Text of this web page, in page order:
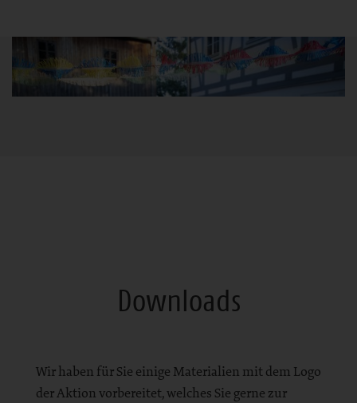
Downloads
Wir haben für Sie einige Materialien mit dem Logo
der Aktion vorbereitet, welches Sie gerne zur